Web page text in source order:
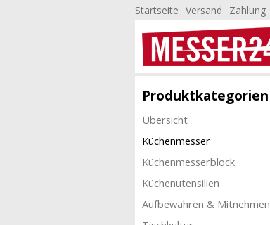
Startseite Versand Zahlung
Produktkategorien
Übersicht
Küchenmesser
Küchenmesserblock
Küchenutensilien
Aufbewahren & Mitnehmen